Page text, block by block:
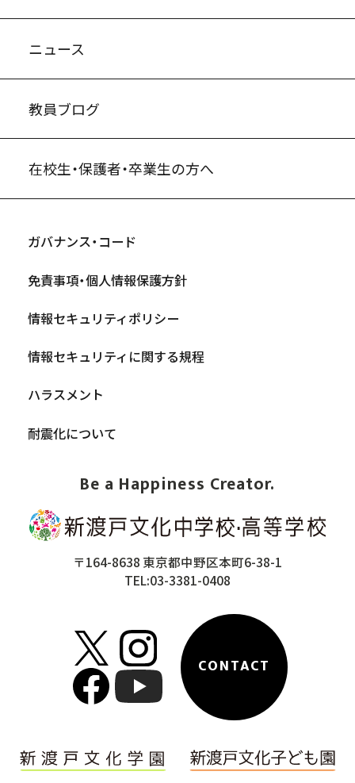
Be a Happiness Creator.
〒164-8638 東京都中野区本町6-38-1
TEL:03-3381-0408
CONTACT
ニュース
教員ブログ
在校生・保護者・卒業生の方へ
ガバナンス・コード
免責事項・個人情報保護方針
情報セキュリティポリシー
情報セキュリティに関する規程
ハラスメント
耐震化について